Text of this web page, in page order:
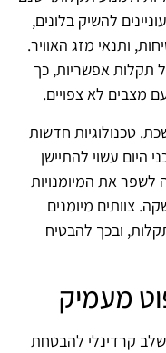
להשיק בלונים,
ותנאי מזג האוויר.
תקלות אפשריות, כך
מצבים לא צפויים.
טכנולוגיות חדשות
עשוי להתיישן
את המיומנויות
צוותים מיומנים
ובכך להבטיח
מעמיק
קרדינלי להבטחת